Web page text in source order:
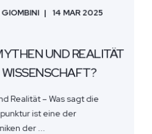
GIOMBINI
14 MAR 2025
UND REALITÄT
Realität – Was sagt die
ist eine der
der ...